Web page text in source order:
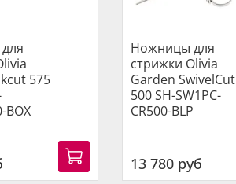
575
BOX
Ножницы для
стрижки Olivia
Garden SwivelCut
500 SH-SW1PC-
CR500-BLP
13 780 руб